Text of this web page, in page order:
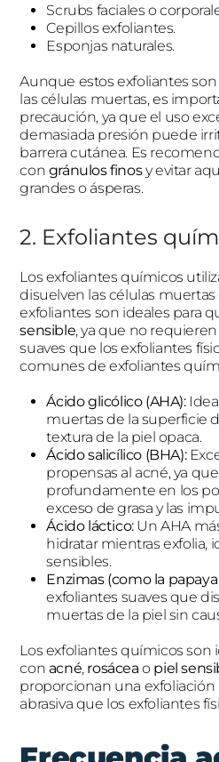
Scrubs faciales o
Cepillos exfoliantes.
Esponjas naturales.
Aunque estos exfoliantes
las células muertas, es
precaución, ya que el uso
demasiada presión puede
barrera cutánea. Es
con gránulos finosy evitar
grandes o ásperas.
2. Exfoliantes
Los exfoliantes químicos
disuelven las células muertas
exfoliantes son ideales para
sensible, ya que no
suaves que los exfoliantes
comunes de exfoliantes
Ácido glicólico (AHA):
muertas de la superficie
textura de la piel opaca.
Ácido salicílico (BHA):
propensas al acné, ya
profundamente en los
exceso de grasa y las
Ácido láctico:Un AHA
hidratar mientras exfolia,
sensibles.
Enzimas (como la papaya
exfoliantes suaves que
muertas de la piel sin
Los exfoliantes químicos son
con acné, rosácea o piel
proporcionan una
abrasiva que los exfoliantes